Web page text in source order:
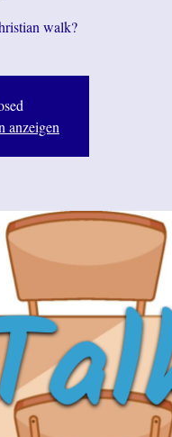
walk?
anzeigen